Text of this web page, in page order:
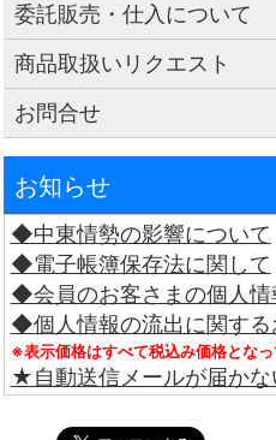
委託販売・仕入について
商品取扱いリクエスト
お問合せ
お知らせ
◆中東情勢の影響について
◆電子帳簿保存法に関して
◆会員のお客さまの個人情
◆個人情報の流出に関する
※表示価格はすべて税込み価格となっ
★自動送信メールが届かな